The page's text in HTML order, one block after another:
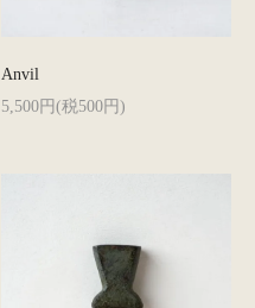
Anvil
5,500円(税500円)